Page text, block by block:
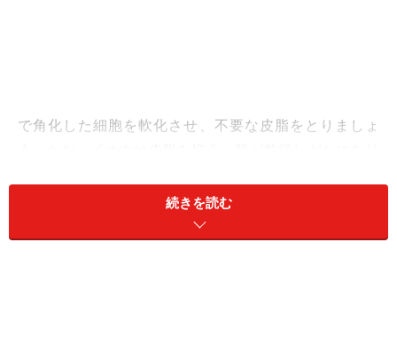
で角化した細胞を軟化させ、不要な皮脂をとりましょ
原因となっていることが多いので注意が必要です。
続きを読む